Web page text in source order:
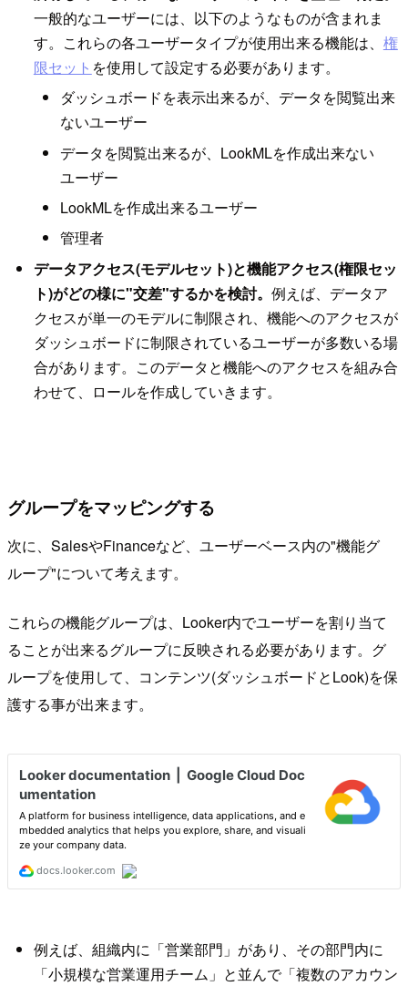
一般的なユーザーには、以下のようなものが含まれま
す。これらの各ユーザータイプが使用出来る機能は、 権
限セット を使用して設定する必要があります。
ダッシュボードを表示出来るが、データを閲覧出来
ないユーザー
データを閲覧出来るが、LookMLを作成出来ない
ユーザー
LookMLを作成出来るユーザー
管理者
データアクセス(モデルセット)と機能アクセス(権限セッ
ト)がどの様に"交差"するかを検討。 例えば、データア
クセスが単一のモデルに制限され、機能へのアクセスが
ダッシュボードに制限されているユーザーが多数いる場
合があります。このデータと機能へのアクセスを組み合
わせて、ロールを作成していきます。
グループをマッピングする
次に、SalesやFinanceなど、ユーザーベース内の"機能グ
ループ"について考えます。
これらの機能グループは、Looker内でユーザーを割り当て
ることが出来るグループに反映される必要があります。グ
ループを使用して、コンテンツ(ダッシュボードとLook)を保
護する事が出来ます。
例えば、組織内に「営業部門」があり、その部門内に
「小規模な営業運用チーム」と並んで「複数のアカウン